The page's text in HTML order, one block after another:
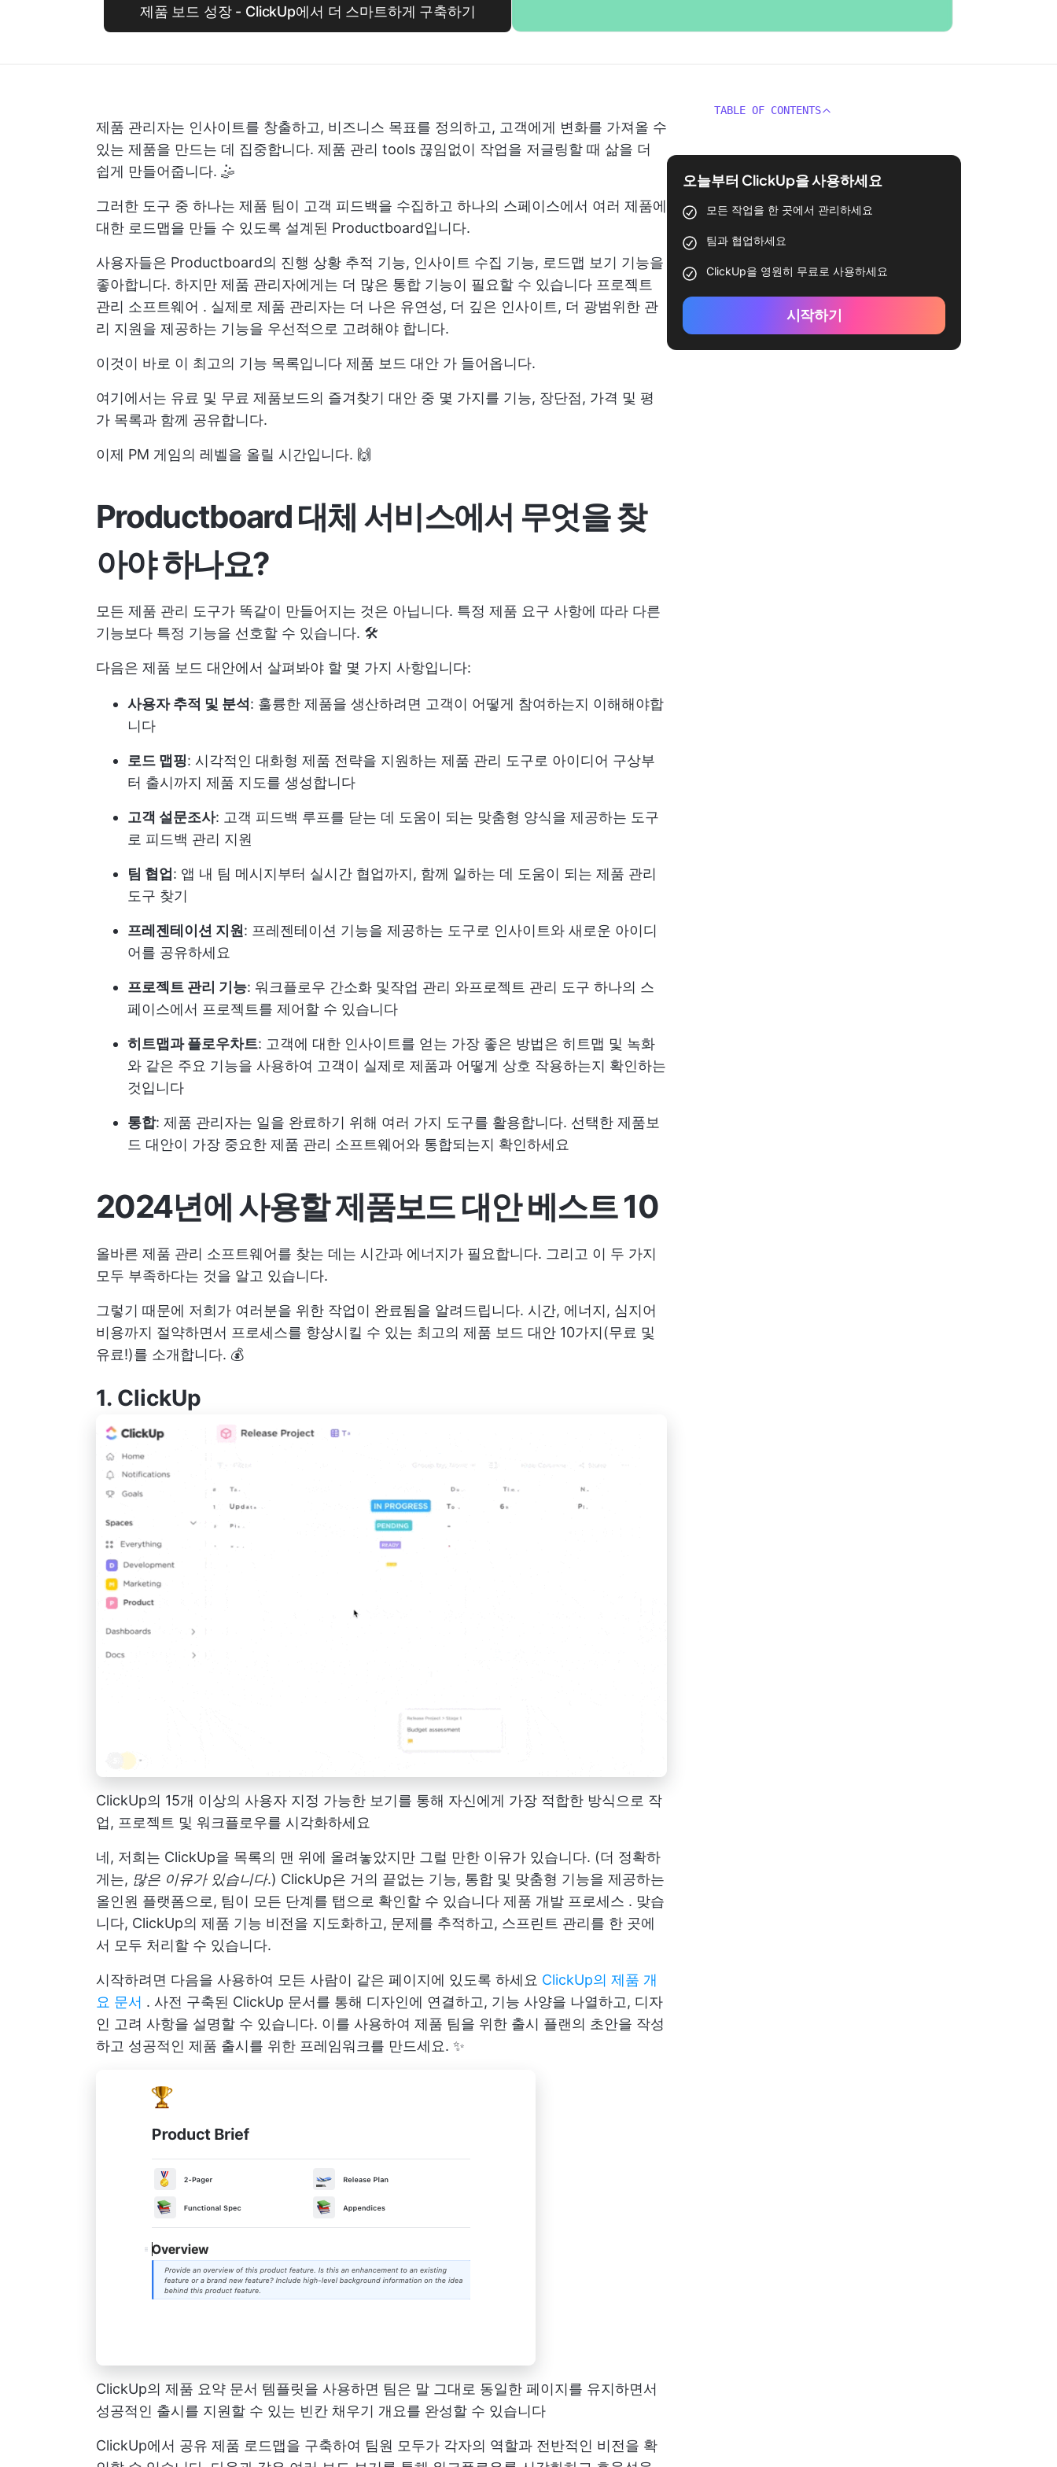
제품 보드 성장 - ClickUp에서 더 스마트하게 구축하기
제품 관리자는 인사이트를 창출하고, 비즈니스 목표를 정의하고, 고객에게 변화를 가져올 수
있는 제품을 만드는 데 집중합니다. 제품 관리 tools 끊임없이 작업을 저글링할 때 삶을 더
쉽게 만들어줍니다. 🤹
그러한 도구 중 하나는 제품 팀이 고객 피드백을 수집하고 하나의 스페이스에서 여러 제품에
대한 로드맵을 만들 수 있도록 설계된 Productboard입니다.
사용자들은 Productboard의 진행 상황 추적 기능, 인사이트 수집 기능, 로드맵 보기 기능을
좋아합니다. 하지만 제품 관리자에게는 더 많은 통합 기능이 필요할 수 있습니다 프로젝트
관리 소프트웨어 . 실제로 제품 관리자는 더 나은 유연성, 더 깊은 인사이트, 더 광범위한 관
리 지원을 제공하는 기능을 우선적으로 고려해야 합니다.
이것이 바로 이 최고의 기능 목록입니다 제품 보드 대안 가 들어옵니다.
여기에서는 유료 및 무료 제품보드의 즐겨찾기 대안 중 몇 가지를 기능, 장단점, 가격 및 평
가 목록과 함께 공유합니다.
이제 PM 게임의 레벨을 올릴 시간입니다. 🙌
Productboard 대체 서비스에서 무엇을 찾
아야 하나요?
모든 제품 관리 도구가 똑같이 만들어지는 것은 아닙니다. 특정 제품 요구 사항에 따라 다른
기능보다 특정 기능을 선호할 수 있습니다. 🛠️
다음은 제품 보드 대안에서 살펴봐야 할 몇 가지 사항입니다:
사용자 추적 및 분석 : 훌륭한 제품을 생산하려면 고객이 어떻게 참여하는지 이해해야합
니다
로드 맵핑: 시각적인 대화형 제품 전략을 지원하는 제품 관리 도구로 아이디어 구상부
터 출시까지 제품 지도를 생성합니다
고객 설문조사: 고객 피드백 루프를 닫는 데 도움이 되는 맞춤형 양식을 제공하는 도구
로 피드백 관리 지원
팀 협업 : 앱 내 팀 메시지부터 실시간 협업까지, 함께 일하는 데 도움이 되는 제품 관리
도구 찾기
프레젠테이션 지원 : 프레젠테이션 기능을 제공하는 도구로 인사이트와 새로운 아이디
어를 공유하세요
프로젝트 관리 기능: 워크플로우 간소화 및작업 관리 와프로젝트 관리 도구 하나의 스
페이스에서 프로젝트를 제어할 수 있습니다
히트맵과 플로우차트: 고객에 대한 인사이트를 얻는 가장 좋은 방법은 히트맵 및 녹화
와 같은 주요 기능을 사용하여 고객이 실제로 제품과 어떻게 상호 작용하는지 확인하는
것입니다
통합: 제품 관리자는 일을 완료하기 위해 여러 가지 도구를 활용합니다. 선택한 제품보
드 대안이 가장 중요한 제품 관리 소프트웨어와 통합되는지 확인하세요
2024년에 사용할 제품보드 대안 베스트 10
올바른 제품 관리 소프트웨어를 찾는 데는 시간과 에너지가 필요합니다. 그리고 이 두 가지
모두 부족하다는 것을 알고 있습니다.
그렇기 때문에 저희가 여러분을 위한 작업이 완료됨을 알려드립니다. 시간, 에너지, 심지어
비용까지 절약하면서 프로세스를 향상시킬 수 있는 최고의 제품 보드 대안 10가지(무료 및
유료!)를 소개합니다. 💰
1. ClickUp
ClickUp의 15개 이상의 사용자 지정 가능한 보기를 통해 자신에게 가장 적합한 방식으로 작
업, 프로젝트 및 워크플로우를 시각화하세요
네, 저희는 ClickUp을 목록의 맨 위에 올려놓았지만 그럴 만한 이유가 있습니다. (더 정확하
게는, 많은 이유가 있습니다.) ClickUp은 거의 끝없는 기능, 통합 및 맞춤형 기능을 제공하는
올인원 플랫폼으로, 팀이 모든 단계를 탭으로 확인할 수 있습니다 제품 개발 프로세스 . 맞습
니다, ClickUp의 제품 기능 비전을 지도화하고, 문제를 추적하고, 스프린트 관리를 한 곳에
서 모두 처리할 수 있습니다.
시작하려면 다음을 사용하여 모든 사람이 같은 페이지에 있도록 하세요 ClickUp의 제품 개
요 문서 . 사전 구축된 ClickUp 문서를 통해 디자인에 연결하고, 기능 사양을 나열하고, 디자
인 고려 사항을 설명할 수 있습니다. 이를 사용하여 제품 팀을 위한 출시 플랜의 초안을 작성
하고 성공적인 제품 출시를 위한 프레임워크를 만드세요. ✨
ClickUp의 제품 요약 문서 템플릿을 사용하면 팀은 말 그대로 동일한 페이지를 유지하면서
성공적인 출시를 지원할 수 있는 빈칸 채우기 개요를 완성할 수 있습니다
ClickUp에서 공유 제품 로드맵을 구축하여 팀원 모두가 각자의 역할과 전반적인 비전을 확
TABLE OF CONTENTS
오늘부터 ClickUp을 사용하세요
모든 작업을 한 곳에서 관리하세요
팀과 협업하세요
ClickUp을 영원히 무료로 사용하세요
시작하기